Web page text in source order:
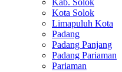
Kab. Solok
Kota Solok
Limapuluh Kota
Padang
Padang Panjang
Padang Pariaman
Pariaman